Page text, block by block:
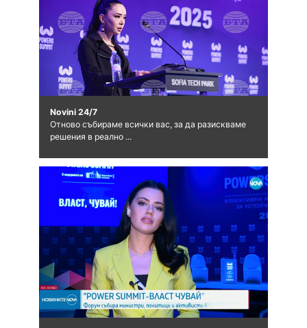
Novini 24/7
Отново събираме всички вас, за да разискваме
решения в реално ...